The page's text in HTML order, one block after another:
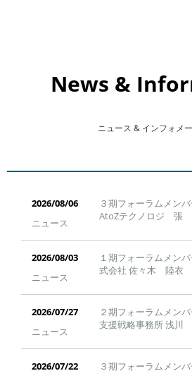
News &
ニュース & インフォメ
ニュース
３期フォーラムメン
AtoZテクノロジ
ニュース
１期フォーラムメン
式会社 佐々木 陸衣
ニュース
２期フォーラムメン
支援戦略事務所 浅
３期フォーラムメン